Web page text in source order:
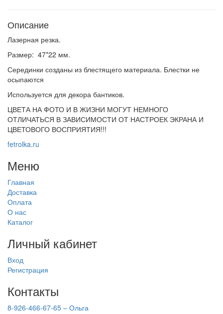
Описание
Лазерная резка.
Размер: 47*22 мм.
Серединки созданы из блестящего материала. Блестки не
осыпаются
Используется для декора бантиков.
ЦВЕТА НА ФОТО И В ЖИЗНИ МОГУТ НЕМНОГО
ОТЛИЧАТЬСЯ В ЗАВИСИМОСТИ ОТ НАСТРОЕК ЭКРАНА И
ЦВЕТОВОГО ВОСПРИЯТИЯ!!!
fetrolka.ru
Меню
Главная
Доставка
Оплата
О нас
Каталог
Личный кабинет
Вход
Регистрация
Контакты
8-926-466-67-65 – Ольга